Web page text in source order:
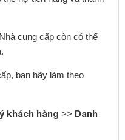
cung cấp còn có thể
bạn hãy làm theo
khách hàng >> Danh